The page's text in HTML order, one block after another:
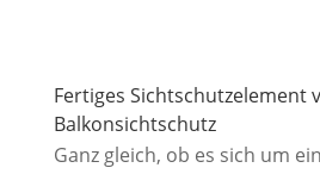
Fertiges Sichtschutzelement
Balkonsichtschutz
Ganz gleich, ob es sich um